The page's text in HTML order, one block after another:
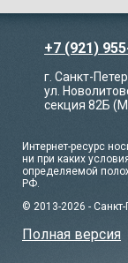
+7 (921)
г. Санкт-
ул.
секция 82Б
Интернет-ресурс
ни при каких
определяемой
РФ.
© 2013-2026 - Санкт-
Полная версия